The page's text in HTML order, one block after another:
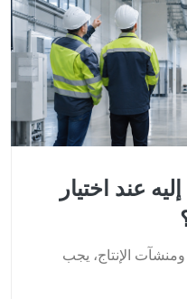
عند اختيار
ومنشآت الإنتاج، يجب